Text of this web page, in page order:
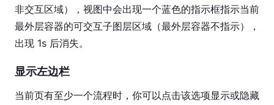
非交互区域），视图中会出现一个蓝色的指示框指示当前
最外层容器的可交互子图层区域（最外层容器不指示），
出现 1s 后消失。
显示左边栏
当前页有至少一个流程时，你可以点击该选项显示或隐藏